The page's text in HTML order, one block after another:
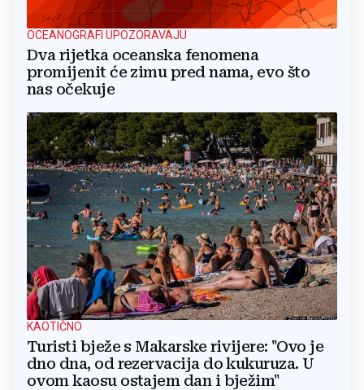
OCEANOGRAFI UPOZORAVAJU
Dva rijetka oceanska fenomena
promijenit će zimu pred nama, evo što
nas očekuje
KAOTIČNO
Turisti bježe s Makarske rivijere: "Ovo je
dno dna, od rezervacija do kukuruza. U
ovom kaosu ostajem dan i bježim"